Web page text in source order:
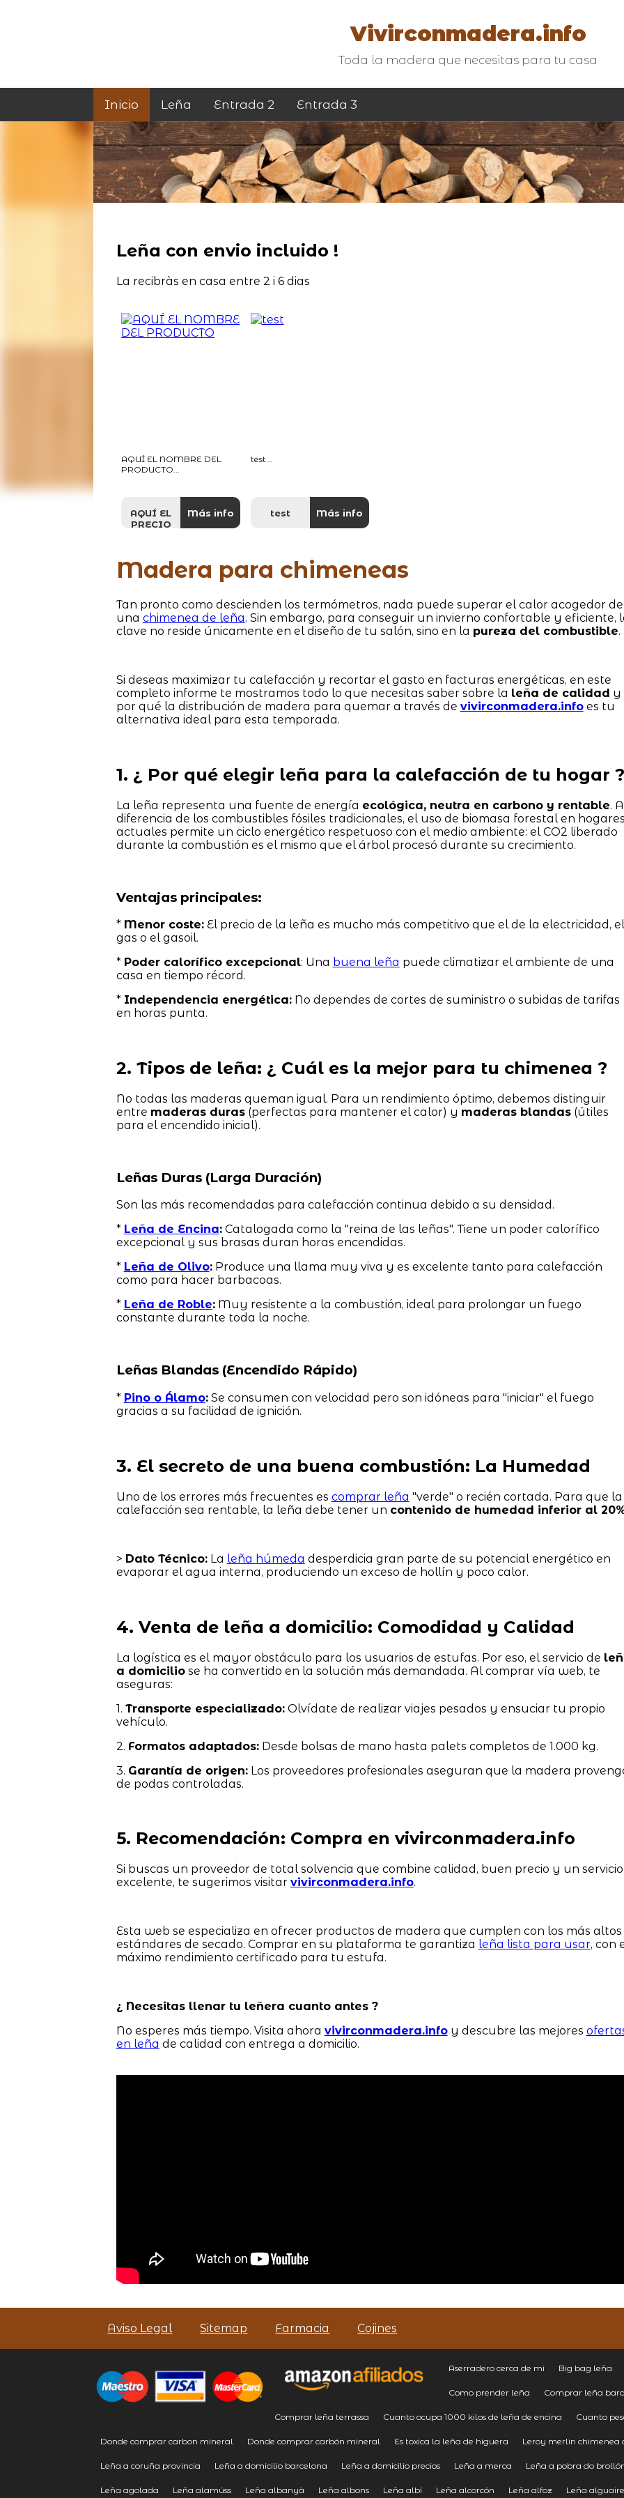
Vivirconmadera.info
Toda la madera que necesitas para tu casa
Inicio Leña Entrada 2 Entrada 3
Leña con envio incluido !
La recibràs en casa entre 2 i 6 dias
AQUÍ EL NOMBRE DEL
PRODUCTO...
AQUÍ EL
PRECIO
SIMBOLO
DE LA
Más info
test...
test Más info
Madera para chimeneas
Tan pronto como descienden los termómetros, nada puede superar el calor acogedor de
una chimenea de leña. Sin embargo, para conseguir un invierno confortable y eficiente,
clave no reside únicamente en el diseño de tu salón, sino en la pureza del combustible.
Si deseas maximizar tu calefacción y recortar el gasto en facturas energéticas, en este
completo informe te mostramos todo lo que necesitas saber sobre la leña de calidad y
por qué la distribución de madera para quemar a través de vivirconmadera.infoes tu
alternativa ideal para esta temporada.
1. ¿ Por qué elegir leña para la calefacción de tu hogar ?
La leña representa una fuente de energía ecológica, neutra en carbono y rentable. A
diferencia de los combustibles fósiles tradicionales, el uso de biomasa forestal en
actuales permite un ciclo energético respetuoso con el medio ambiente: el CO2 liberado
durante la combustión es el mismo que el árbol procesó durante su crecimiento.
Ventajas principales:
* Menor coste:El precio de la leña es mucho más competitivo que el de la electricidad, el
gas o el gasoil.
* Poder calorífico excepcional: Una buena leña puede climatizar el ambiente de una
casa en tiempo récord.
* Independencia energética:No dependes de cortes de suministro o subidas de tarifas
en horas punta.
2. Tipos de leña: ¿ Cuál es la mejor para tu chimenea ?
No todas las maderas queman igual. Para un rendimiento óptimo, debemos distinguir
entre maderas duras(perfectas para mantener el calor) y maderas blandas(útiles
para el encendido inicial).
Leñas Duras (Larga Duración)
Son las más recomendadas para calefacción continua debido a su densidad.
* Leña de Encina:Catalogada como la "reina de las leñas". Tiene un poder calorífico
excepcional y sus brasas duran horas encendidas.
* Leña de Olivo:Produce una llama muy viva y es excelente tanto para calefacción
como para hacer barbacoas.
* Leña de Roble:Muy resistente a la combustión, ideal para prolongar un fuego
constante durante toda la noche.
Leñas Blandas (Encendido Rápido)
* Pino o Álamo:Se consumen con velocidad pero son idóneas para "iniciar" el fuego
gracias a su facilidad de ignición.
3. El secreto de una buena combustión: La Humedad
Uno de los errores más frecuentes es comprar leña "verde" o recién cortada. Para que la
calefacción sea rentable, la leña debe tener un contenido de humedad inferior al
> Dato Técnico:La leña húmeda desperdicia gran parte de su potencial energético en
evaporar el agua interna, produciendo un exceso de hollín y poco calor.
4. Venta de leña a domicilio: Comodidad y Calidad
La logística es el mayor obstáculo para los usuarios de estufas. Por eso, el servicio de
a domiciliose ha convertido en la solución más demandada. Al comprar vía web, te
aseguras:
1. Transporte especializado:Olvídate de realizar viajes pesados y ensuciar tu propio
vehículo.
2. Formatos adaptados:Desde bolsas de mano hasta palets completos de 1.000 kg.
3. Garantía de origen:Los proveedores profesionales aseguran que la madera
de podas controladas.
5. Recomendación: Compra en vivirconmadera.info
Si buscas un proveedor de total solvencia que combine calidad, buen precio y un servicio
excelente, te sugerimos visitar vivirconmadera.info.
Esta web se especializa en ofrecer productos de madera que cumplen con los más altos
estándares de secado. Comprar en su plataforma te garantiza leña lista para usar, con
máximo rendimiento certificado para tu estufa.
¿ Necesitas llenar tu leñera cuanto antes ?
No esperes más tiempo. Visita ahora vivirconmadera.infoy descubre las mejores
en leña de calidad con entrega a domicilio.
Aviso Legal Sitemap Farmacia Cojines
Aserradero cerca de mi Big bag leña
Como prender leña Comprar leña
Comprar leña terrassa Cuanto ocupa 1000 kilos de leña de encina Cuanto
Donde comprar carbon mineral Donde comprar carbón mineral Es toxica la leña de higuera Leroy merlin chimenea
Leña a coruña provincia Leña a domicilio barcelona Leña a domicilio precios Leña a merca Leña a pobra do
Leña agolada Leña alamúss Leña albanyà Leña albons Leña albí Leña alcorcón Leña alfoz Leña